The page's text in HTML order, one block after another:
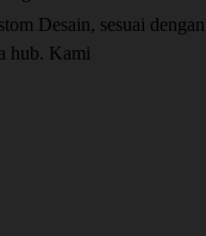
Desain, sesuai dengan
hub. Kami